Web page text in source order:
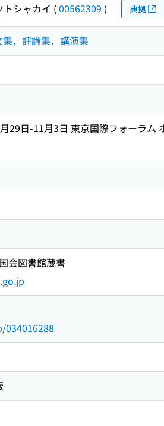
シャカイ (00562309 ) 典拠
．評論集．講演集
29日-11月3日 東京国際フォーラム
会図書館蔵書